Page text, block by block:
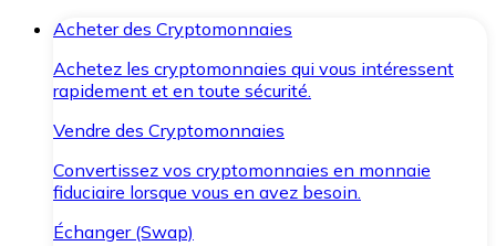
Acheter des Cryptomonnaies
Achetez les cryptomonnaies qui vous intéressent
rapidement et en toute sécurité.
Vendre des Cryptomonnaies
Convertissez vos cryptomonnaies en monnaie
fiduciaire lorsque vous en avez besoin.
Échanger (Swap)